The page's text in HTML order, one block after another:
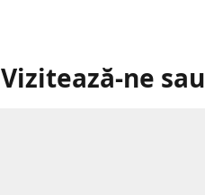
Vizitează-ne